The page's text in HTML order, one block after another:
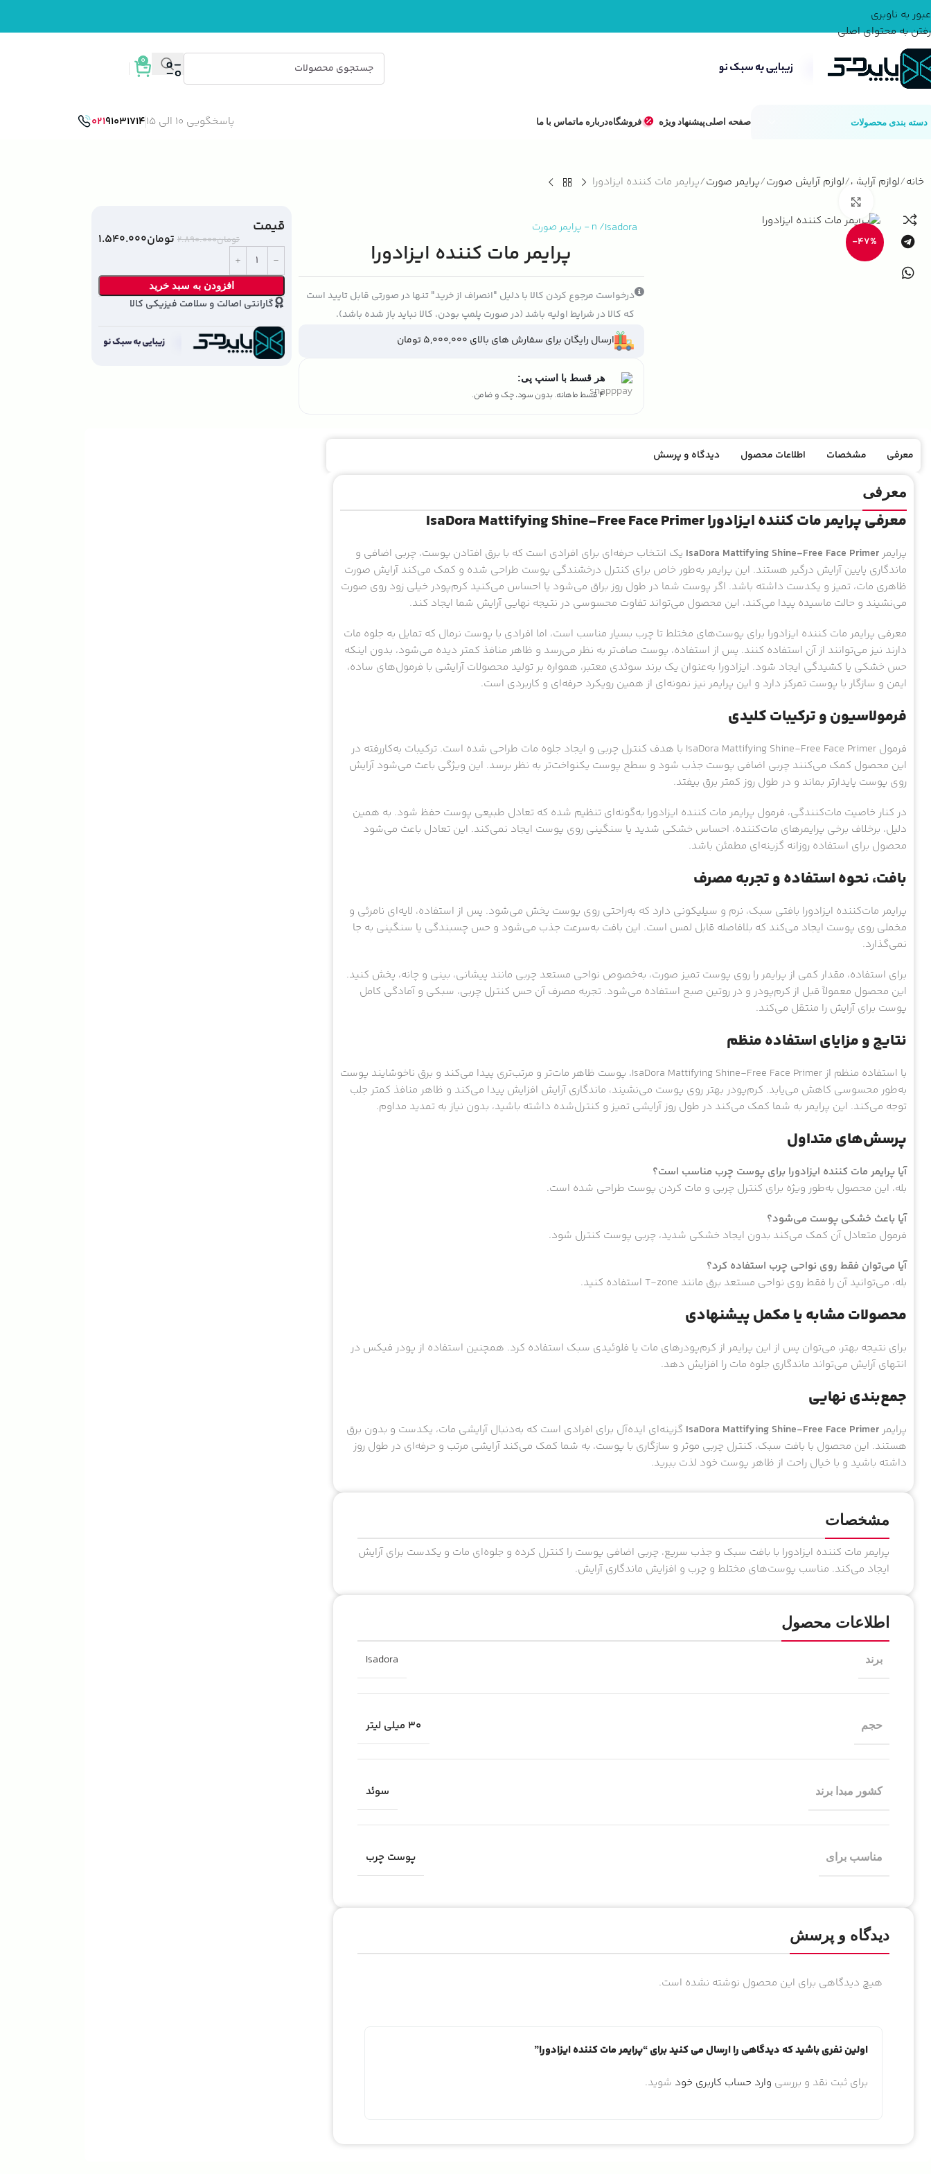
عبور به ناوبری
رفتن به محتوای اصلی
0
دسته بندی محصولات صفحه اصلیپیشنهاد ویژه فروشگاهدرباره ماتماس با ما پاسخگویی 10 الی 15 02191031714
خانه لوازم آرایش لوازم آرایش صورت پرایمر صورت پرایمر مات کننده ایزادورا
-47%
Isadora
/
n
- پرایمر صورت
پرایمر مات کننده ایزادورا
درخواست مرجوع کردن کالا با دلیل "انصراف از خرید" تنها در صورتی قابل تایید است
که کالا در شرایط اولیه باشد (در صورت پلمپ بودن، کالا نباید باز شده باشد).
ارسال رایگان برای سفارش های بالای 5,000,000 تومان
هر قسط با اسنپ پی:
4 قسط ماهانه. بدون سود، چک و ضامن.
قیمت
تومان۲.۸۹۰.۰۰۰ تومان۱.۵۴۰.۰۰۰
افزودن به سبد خرید
گارانتی اصالت و سلامت فیزیکی کالا
معرفی مشخصات اطلاعات محصول دیدگاه و پرسش
معرفی
معرفی پرایمر مات کننده ایزادورا IsaDora Mattifying Shine-Free Face Primer
پرایمر IsaDora Mattifying Shine-Free Face Primer یک انتخاب حرفه‌ای برای افرادی است که با برق افتادن پوست، چربی اضافی و
ماندگاری پایین آرایش درگیر هستند. این پرایمر به‌طور خاص برای کنترل درخشندگی پوست طراحی شده و کمک می‌کند آرایش صورت
ظاهری مات، تمیز و یکدست داشته باشد. اگر پوست شما در طول روز براق می‌شود یا احساس می‌کنید کرم‌پودر خیلی زود روی صورت
می‌نشیند و حالت ماسیده پیدا می‌کند، این محصول می‌تواند تفاوت محسوسی در نتیجه نهایی آرایش شما ایجاد کند.
معرفی پرایمر مات کننده ایزادورا برای پوست‌های مختلط تا چرب بسیار مناسب است، اما افرادی با پوست نرمال که تمایل به جلوه مات
دارند نیز می‌توانند از آن استفاده کنند. پس از استفاده، پوست صاف‌تر به نظر می‌رسد و ظاهر منافذ کمتر دیده می‌شود، بدون اینکه
حس خشکی یا کشیدگی ایجاد شود. ایزادورا به‌عنوان یک برند سوئدی معتبر، همواره بر تولید محصولات آرایشی با فرمول‌های ساده،
ایمن و سازگار با پوست تمرکز دارد و این پرایمر نیز نمونه‌ای از همین رویکرد حرفه‌ای و کاربردی است.
فرمولاسیون و ترکیبات کلیدی
فرمول IsaDora Mattifying Shine-Free Face Primer با هدف کنترل چربی و ایجاد جلوه مات طراحی شده است. ترکیبات به‌کاررفته در
این محصول کمک می‌کنند چربی اضافی پوست جذب شود و سطح پوست یکنواخت‌تر به نظر برسد. این ویژگی باعث می‌شود آرایش
روی پوست پایدارتر بماند و در طول روز کمتر برق بیفتد.
در کنار خاصیت مات‌کنندگی، فرمول پرایمر مات کننده ایزادورا به‌گونه‌ای تنظیم شده که تعادل طبیعی پوست حفظ شود. به همین
دلیل، برخلاف برخی پرایمرهای مات‌کننده، احساس خشکی شدید یا سنگینی روی پوست ایجاد نمی‌کند. این تعادل باعث می‌شود
محصول برای استفاده روزانه گزینه‌ای مطمئن باشد.
بافت، نحوه استفاده و تجربه مصرف
پرایمر مات‌کننده ایزادورا بافتی سبک، نرم و سیلیکونی دارد که به‌راحتی روی پوست پخش می‌شود. پس از استفاده، لایه‌ای نامرئی و
مخملی روی پوست ایجاد می‌کند که بلافاصله قابل لمس است. این بافت به‌سرعت جذب می‌شود و حس چسبندگی یا سنگینی به جا
نمی‌گذارد.
برای استفاده، مقدار کمی از پرایمر را روی پوست تمیز صورت، به‌خصوص نواحی مستعد چربی مانند پیشانی، بینی و چانه، پخش کنید.
این محصول معمولاً قبل از کرم‌پودر و در روتین صبح استفاده می‌شود. تجربه مصرف آن حس کنترل چربی، سبکی و آمادگی کامل
پوست برای آرایش را منتقل می‌کند.
نتایج و مزایای استفاده منظم
با استفاده منظم از IsaDora Mattifying Shine-Free Face Primer، پوست ظاهر مات‌تر و مرتب‌تری پیدا می‌کند و برق ناخوشایند پوست
به‌طور محسوسی کاهش می‌یابد. کرم‌پودر بهتر روی پوست می‌نشیند، ماندگاری آرایش افزایش پیدا می‌کند و ظاهر منافذ کمتر جلب
توجه می‌کند. این پرایمر به شما کمک می‌کند در طول روز آرایشی تمیز و کنترل‌شده داشته باشید، بدون نیاز به تمدید مداوم.
پرسش‌های متداول
آیا پرایمر مات کننده ایزادورا برای پوست چرب مناسب است؟
بله، این محصول به‌طور ویژه برای کنترل چربی و مات کردن پوست طراحی شده است.
آیا باعث خشکی پوست می‌شود؟
فرمول متعادل آن کمک می‌کند بدون ایجاد خشکی شدید، چربی پوست کنترل شود.
آیا می‌توان فقط روی نواحی چرب استفاده کرد؟
بله، می‌توانید آن را فقط روی نواحی مستعد برق مانند T-zone استفاده کنید.
محصولات مشابه یا مکمل پیشنهادی
برای نتیجه بهتر، می‌توان پس از این پرایمر از کرم‌پودرهای مات یا فلوئیدی سبک استفاده کرد. همچنین استفاده از پودر فیکس در
انتهای آرایش می‌تواند ماندگاری جلوه مات را افزایش دهد.
جمع‌بندی نهایی
پرایمر IsaDora Mattifying Shine-Free Face Primer گزینه‌ای ایده‌آل برای افرادی است که به‌دنبال آرایشی مات، یکدست و بدون برق
هستند. این محصول با بافت سبک، کنترل چربی موثر و سازگاری با پوست، به شما کمک می‌کند آرایشی مرتب و حرفه‌ای در طول روز
داشته باشید و با خیال راحت از ظاهر پوست خود لذت ببرید.
مشخصات
پرایمر مات کننده ایزادورا با بافت سبک و جذب سریع، چربی اضافی پوست را کنترل کرده و جلوه‌ای مات و یکدست برای آرایش
ایجاد می‌کند. مناسب پوست‌های مختلط و چرب و افزایش ماندگاری آرایش.
اطلاعات محصول
برند Isadora
حجم ۳۰ میلی لیتر
کشور مبدا برند سوئد
مناسب برای پوست چرب
دیدگاه و پرسش
هیچ دیدگاهی برای این محصول نوشته نشده است.
اولین نفری باشید که دیدگاهی را ارسال می کنید برای “پرایمر مات کننده ایزادورا”
برای ثبت نقد و بررسی وارد حساب کاربری خود شوید.